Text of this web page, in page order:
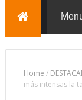
Home /
más intensas la